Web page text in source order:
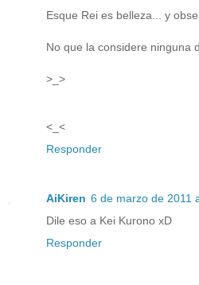
Esque Rei es belleza... y
No que la considere ninguna
>_>
<_<
Responder
AiKiren 6 de marzo de 2011
Dile eso a Kei Kurono xD
Responder